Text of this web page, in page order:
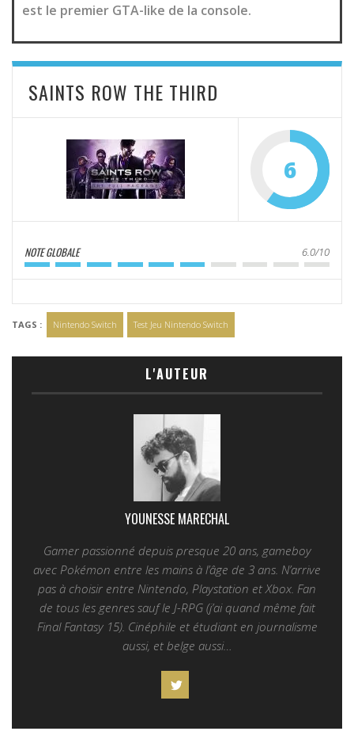
est le premier GTA-like de la console.
SAINTS ROW THE THIRD
6
NOTE GLOBALE 6.0/10
TAGS : Nintendo Switch Test Jeu Nintendo Switch
L'AUTEUR
YOUNESSE MARECHAL
Gamer passionné depuis presque 20 ans, gameboy
avec Pokémon entre les mains à l’âge de 3 ans. N’arrive
pas à choisir entre Nintendo, Playstation et Xbox. Fan
de tous les genres sauf le J-RPG (j’ai quand même fait
Final Fantasy 15). Cinéphile et étudiant en journalisme
aussi, et belge aussi…